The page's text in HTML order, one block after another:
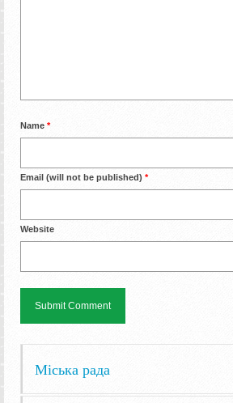
Name *
Email (will not be published) *
Website
Міська рада